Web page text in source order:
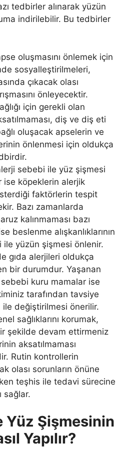
tedbirler alınarak yüzün
indirilebilir. Bu tedbirler
oluşmasını önlemek için
sosyalleştirilmeleri,
çıkacak olası
önleyecektir.
için gerekli olan
diş ve diş eti
oluşacak apselerin ve
önlenmesi için oldukça
sebebi ile yüz şişmesi
ise köpeklerin alerjik
faktörlerin tespit
Bazı zamanlarda
kalınmaması bazı
beslenme alışkanlıklarının
ile yüzün şişmesi önlenir.
gıda alerjileri oldukça
bir durumdur. Yaşanan
kuru mamalar ise
tarafından tavsiye
ile değiştirilmesi önerilir.
sağlıklarını korumak,
şekilde devam ettirmeniz
aksatılmaması
Rutin kontrollerin
olası sorunların önüne
teşhis ile tedavi sürecine
sağlar.
Yüz Şişmesinin
Yapılır?